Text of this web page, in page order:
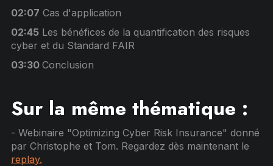
02:07 Cas d'application
02:45Les bénéfices de la quantification des risques
cyber et du Standard FAIR
03:30 Conclusion
Sur la même thématique :
- Webinaire "Optimizing Cyber Risk Insurance" donné
par Christophe et Tom. Regardez dès maintenant le
replay.